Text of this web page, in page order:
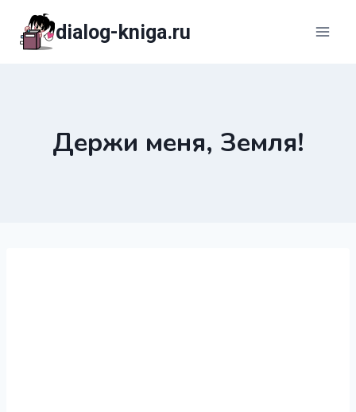
содержимому
dialog-kniga.ru
Держи меня, Земля!